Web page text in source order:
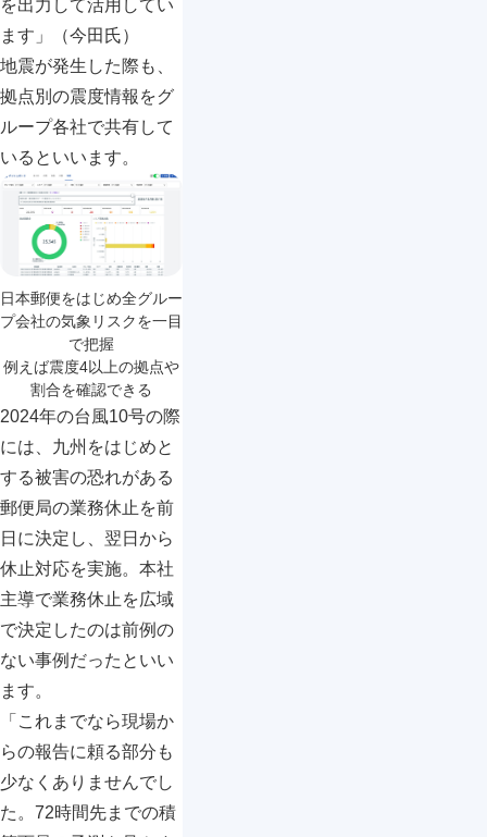
を出力して活用してい
ます」（今田氏）
地震が発生した際も、
拠点別の震度情報をグ
ループ各社で共有して
いるといいます。
日本郵便をはじめ全グルー
プ会社の気象リスクを一目
で把握
例えば震度4以上の拠点や
割合を確認できる
2024年の台風10号の際
には、九州をはじめと
する被害の恐れがある
郵便局の業務休止を前
日に決定し、翌日から
休止対応を実施。本社
主導で業務休止を広域
で決定したのは前例の
ない事例だったといい
ます。
「これまでなら現場か
らの報告に頼る部分も
少なくありませんでし
た。72時間先までの積